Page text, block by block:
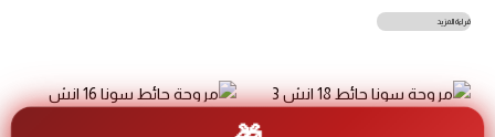
قراءة المزيد